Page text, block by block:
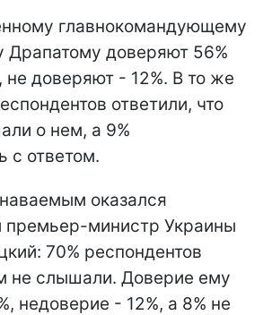
главнокомандующему
доверяют 56%
доверяют - 12%. В то же
ответили, что
о нем, а 9%
с ответом.
оказался
премьер-министр Украины
70% респондентов
не слышали. Доверие ему
недоверие - 12%, а 8% не